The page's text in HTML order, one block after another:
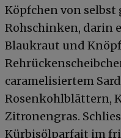
Köpfchen von selbst
Rohschinken, darin
Blaukraut und
caramelisiertem
Rosenkohlblättern,
Zitronengras.
Kürbisölparfait im